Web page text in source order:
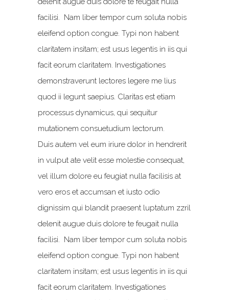
facilisi. Nam liber tempor cum soluta nobis
eleifend option congue. Typi non habent
claritatem insitam; est usus legentis in iis qui
facit eorum claritatem. Investigationes
demonstraverunt lectores legere me lius
quod ii legunt saepius. Claritas est etiam
processus dynamicus, qui sequitur
mutationem consuetudium lectorum.
Duis autem vel eum iriure dolor in hendrerit
in vulput ate velit esse molestie consequat,
vel illum dolore eu feugiat nulla facilisis at
vero eros et accumsan et iusto odio
dignissim qui blandit praesent luptatum zzril
delenit augue duis dolore te feugait nulla
facilisi. Nam liber tempor cum soluta nobis
eleifend option congue. Typi non habent
claritatem insitam; est usus legentis in iis qui
facit eorum claritatem. Investigationes